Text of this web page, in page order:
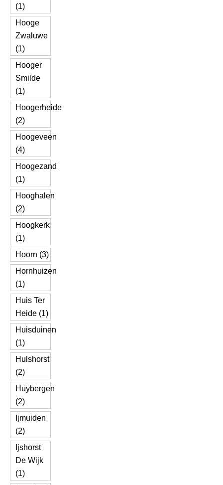
(1)
Hooge
Zwaluwe
(1)
Hooger
Smilde
(1)
Hoogerheide
(2)
Hoogeveen
(4)
Hoogezand
(1)
Hooghalen
(2)
Hoogkerk
(1)
Hoorn (3)
Hornhuizen
(1)
Huis Ter
Heide (1)
Huisduinen
(1)
Hulshorst
(2)
Huybergen
(2)
Ijmuiden
(2)
Ijshorst
De Wijk
(1)